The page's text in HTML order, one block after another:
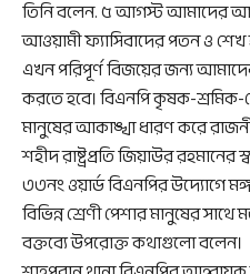
তিনি বলেন. ৫ আগস্ট আমাদের
আওয়ামী ফ্যাসিবাদের পতন ও শেখ
এখন পরিপূর্ণ বিজয়ের জন্য
করতে হবে। বিএনপি কৃষক-শ্রমিক-
মানুষের আকাঙ্খা ধারণ করে
শহীদ রাষ্ট্রপ্রতি জিয়াউর রহমানের
৩৩নং ওয়ার্ড বিএনপির উদ্যোগে
বিভিন্ন শ্রেণী পেশার মানুষের
বক্তব্যে উপরোক্ত কথাগুলো বলেন।